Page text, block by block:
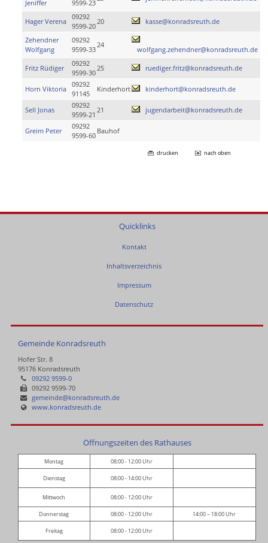
Jeniffer
9599-23
Hager Verena
09292
9599-20
20 kasse@konradsreuth.de
Zehendner
Wolfgang
09292
9599-33
24
wolfgang.zehendner@konradsreuth.de
Fritz Rüdiger
09292
9599-30
25 ruediger.fritz@konradsreuth.de
Horn Viktoria
09292
91145
Kinderhort kinderhort@konradsreuth.de
Sell Jonas
09292
9599-21
21 jugendarbeit@konradsreuth.de
Greim Peter
09292
9599-60
Bauhof
drucken nach oben
Quicklinks
Kontakt
Inhaltsverzeichnis
Impressum
Datenschutz
Gemeinde Konradsreuth
Hofer Str. 8
95176 Konradsreuth
09292 9599-0
09292 9599-70
gemeinde@konradsreuth.de
www.konradsreuth.de
Öffnungszeiten des Rathauses
Montag 08:00 - 12:00 Uhr
Dienstag 08:00 - 14:00 Uhr
Mittwoch 08:00 - 12:00 Uhr
Donnerstag 08:00 - 12:00 Uhr 14:00 – 18:00 Uhr
Freitag 08:00 - 12:00 Uhr